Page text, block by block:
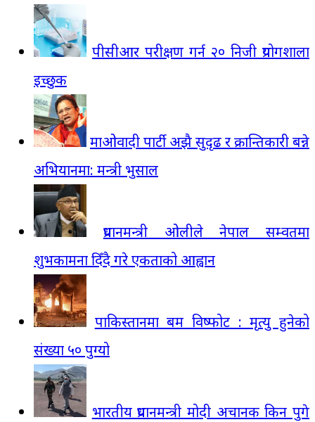
पीसीआर परीक्षण गर्न २० निजी प्रयोगशाला
इच्छुक
माओवादी पार्टी अझै सुदृढ र क्रान्तिकारी बन्ने
अभियानमा: मन्त्री भुसाल
प्रधानमन्त्री ओलीले नेपाल सम्वतमा
शुभकामना दिँदै गरे एकताको आह्वान
पाकिस्तानमा बम विष्फोट : मृत्यु हुनेको
संख्या ५० पुग्यो
भारतीय प्रधानमन्त्री मोदी अचानक किन पुगे